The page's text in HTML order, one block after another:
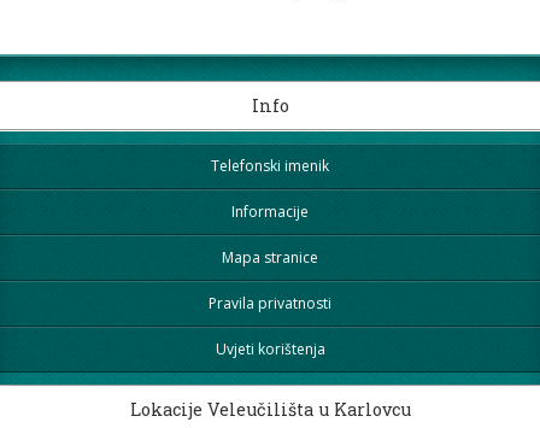
Info
Telefonski imenik
Informacije
Mapa stranice
Pravila privatnosti
Uvjeti korištenja
Lokacije Veleučilišta u Karlovcu